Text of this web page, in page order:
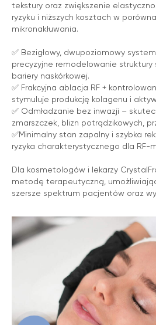
tekstury oraz zwiększenie
ryzyku i niższych kosztach w
mikronakłuwania.
✅ Bezigłowy, dwupoziomowy
precyzyjne remodelowanie struktury
bariery naskórkowej.
✅ Frakcyjna ablacja RF +
stymuluje produkcję kolagenu i
✅ Odmładzanie bez inwazji –
zmarszczek, blizn potrądzikowych,
✅Minimalny stan zapalny i szybka
ryzyka charakterystycznego dla RF-
Dla kosmetologów i lekarzy
metodę terapeutyczną,
szersze spektrum pacjentów oraz